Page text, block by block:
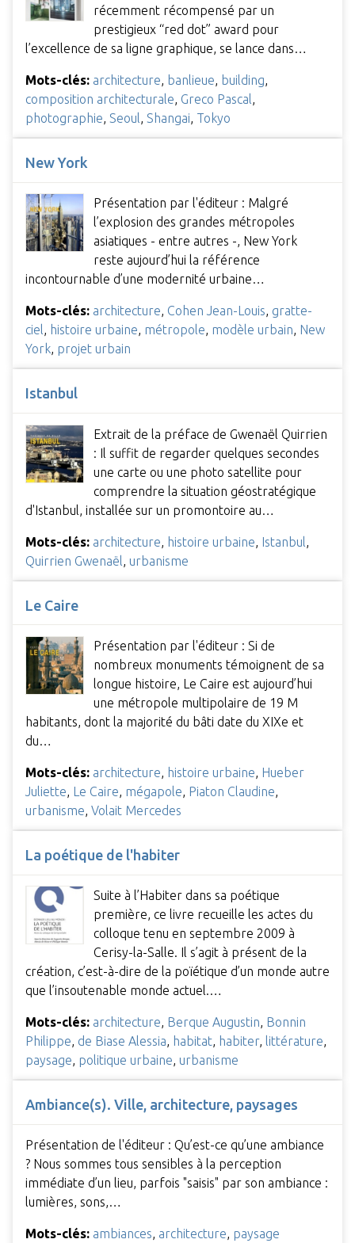
récemment récompensé par un
prestigieux “red dot” award pour
l’excellence de sa ligne graphique, se lance dans…
Mots-clés: architecture, banlieue, building,
composition architecturale, Greco Pascal,
photographie, Seoul, Shangai, Tokyo
New York
Présentation par l'éditeur : Malgré
l’explosion des grandes métropoles
asiatiques - entre autres -, New York
reste aujourd’hui la référence
incontournable d’une modernité urbaine…
Mots-clés: architecture, Cohen Jean-Louis, gratte-
ciel, histoire urbaine, métropole, modèle urbain, New
York, projet urbain
Istanbul
Extrait de la préface de Gwenaël Quirrien
: Il suffit de regarder quelques secondes
une carte ou une photo satellite pour
comprendre la situation géostratégique
d'Istanbul, installée sur un promontoire au…
Mots-clés: architecture histoire urbaine Istanbul
Quirrien Gwenaël
urbanisme
Le Caire
Présentation par l'éditeur : Si de
nombreux monuments témoignent de sa
longue histoire, Le Caire est aujourd’hui
une métropole multipolaire de 19 M
habitants, dont la majorité du bâti date du XIXe et
du…
Mots-clés: architecture, histoire urbaine, Hueber
Juliette, Le Caire, mégapole, Piaton Claudine,
urbanisme, Volait Mercedes
La poétique de l'habiter
Suite à l’Habiter dans sa poétique
première, ce livre recueille les actes du
colloque tenu en septembre 2009 à
Cerisy-la-Salle. Il s’agit à présent de la
création, c’est-à-dire de la poïétique d’un monde autre
que l’insoutenable monde actuel.…
Mots-clés: architecture, Berque Augustin, Bonnin
Philippe, de Biase Alessia, habitat, habiter, littérature,
paysage, politique urbaine, urbanisme
Ambiance(s). Ville, architecture, paysages
Présentation de l'éditeur : Qu’est-ce qu’une ambiance
? Nous sommes tous sensibles à la perception
immédiate d’un lieu, parfois "saisis" par son ambiance :
lumières, sons,…
Mots-clés: ambiances, architecture, paysage